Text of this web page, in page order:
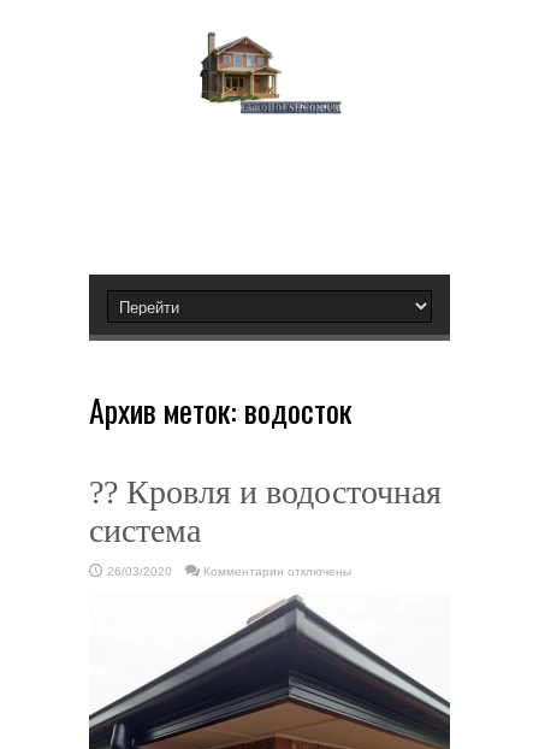
Архив меток: водосток
?? Кровля и водосточная
система
26/03/2020 Комментарии
??
Кровля
и
водосточная
система
отключены